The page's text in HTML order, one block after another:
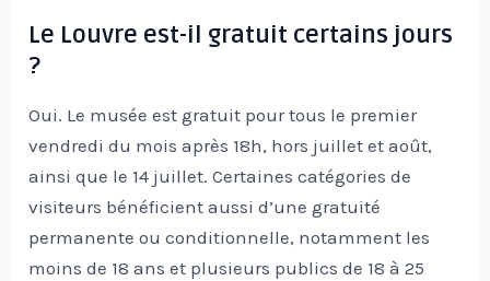
Le Louvre est-il gratuit certains jours
?
Oui. Le musée est gratuit pour tous le premier
vendredi du mois après 18h, hors juillet et août,
ainsi que le 14 juillet. Certaines catégories de
visiteurs bénéficient aussi d’une gratuité
permanente ou conditionnelle, notamment les
moins de 18 ans et plusieurs publics de 18 à 25